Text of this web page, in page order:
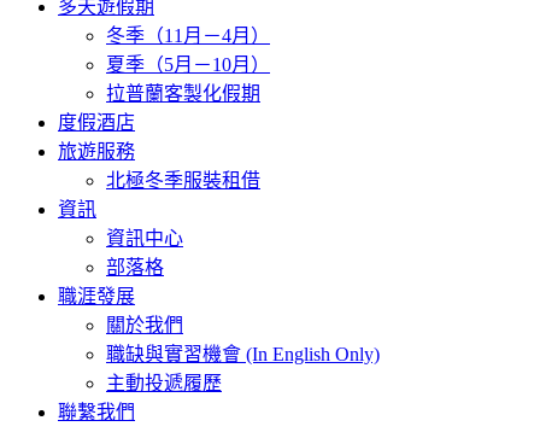
多天遊假期
冬季（11月－4月）
夏季（5月－10月）
拉普蘭客製化假期
度假酒店
旅遊服務
北極冬季服裝租借
資訊
資訊中心
部落格
職涯發展
關於我們
職缺與實習機會 (In English Only)
主動投遞履歷
聯繫我們